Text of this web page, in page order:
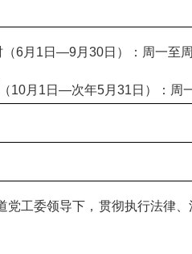
（6月1日—9月30日）：周一至
10月1日—次年5月31日）：周
党工委领导下，贯彻执行法律